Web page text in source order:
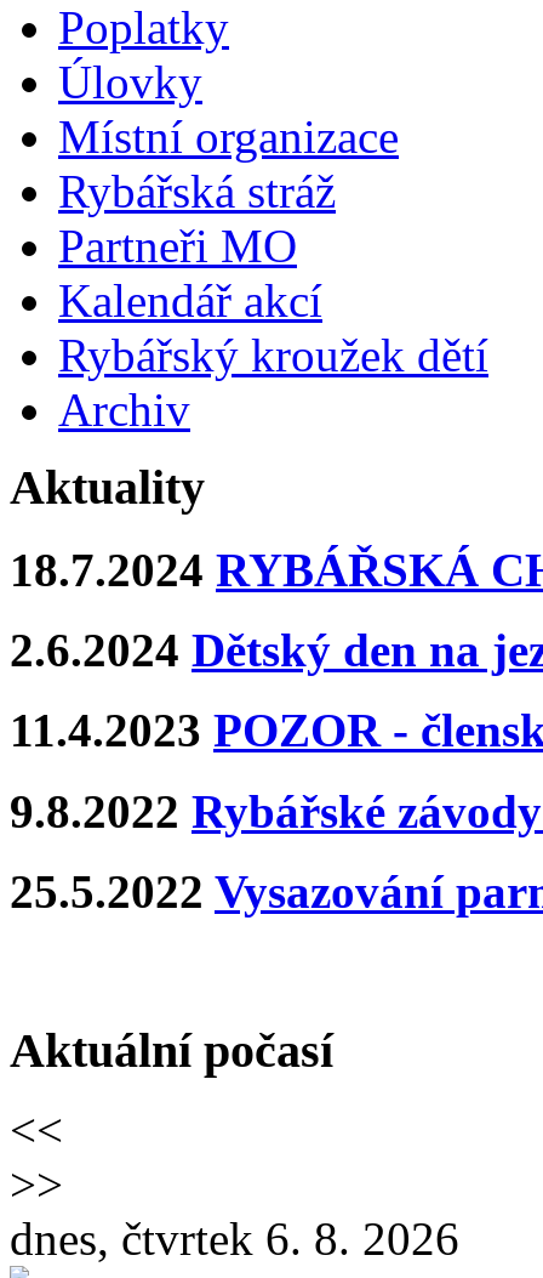
Poplatky
Úlovky
Místní organizace
Rybářská stráž
Partneři MO
Kalendář akcí
Rybářský kroužek dětí
Archiv
Aktuality
18.7.2024 RYBÁŘSKÁ
2.6.2024 Dětský den na
11.4.2023 POZOR -
9.8.2022 Rybářské
25.5.2022 Vysazování
Aktuální počasí
<<
>>
dnes, čtvrtek 6. 8. 2026